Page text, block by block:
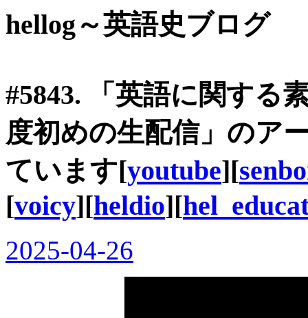
hellog～英語史ブログ
#5843. 「英語に関す
度初めの生配信」のア
ています[youtube][
[voicy][heldio][
2025-04-26